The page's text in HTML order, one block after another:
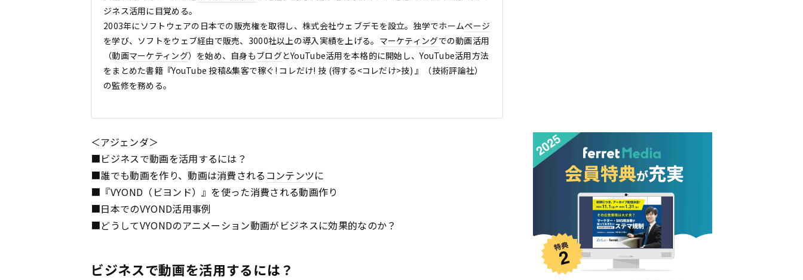
ジネス活用に目覚める。
2003年にソフトウェアの日本での販売権を取得し、株式会社ウェブデモを設立。独学でホームページ
を学び、ソフトをウェブ経由で販売、3000社以上の導入実績を上げる。 マーケティングでの動画活用
（動画マーケティング）を始め、自身もブログとYouTube活用を本格的に開始し、YouTube活用方法
をまとめた書籍『YouTube 投稿&集客で稼ぐ! コレだけ! 技 (得する<コレだけ>技) 』（技術評論社）
の監修を務める。
＜アジェンダ＞
■ビジネスで動画を活用するには？
■誰でも動画を作り、動画は消費される コンテンツに
■『VYOND（ビヨンド）』を使った消費される動画作り
■日本でのVYOND活用事例
■どうしてVYONDのアニメーション動画がビジネスに効果的なのか？
ビジネスで動画を活用するには？